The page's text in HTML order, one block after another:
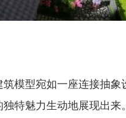
模型宛如一座连接抽
特魅力生动地展现出